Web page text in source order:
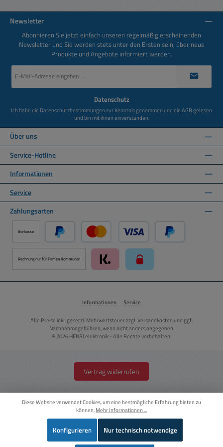
Newsletter
Abonnieren Sie jetzt einfach unseren regelmäßig erscheinenden
Newsletter und Sie werden stets unter den Ersten sein, über neue
Produkte und Angebote informiert werden.
Mail-
Datenschutz
Ich habe die Datenschutzbestimmungenzur Kenntnis genommen und dieAGBgelesen
und bin mit ihnen einverstanden.
Über uns
Service-Hotline
Informationen
Service
Zahlungsarten
Vorkasse
PayPal Kredit- oder Debitkarte über PayPal
Rechnung nur für Firmen Kommunen
Informationen Service
Alle Preise inkl. gesetzl. Mehrwertsteuer zzgl.Versandkosten und ggf.
Nachnahmegebühren, wenn nicht anders angegeben.
© 2026 HENRI elektronik - Alle Rechte vorbehalten.
Vertrag widerrufen
Diese Website verwendet Cookies, um eine bestmögliche Erfahrung bieten zu
können.Mehr Informationen ...
Nur technisch notwendige
Konfigurieren